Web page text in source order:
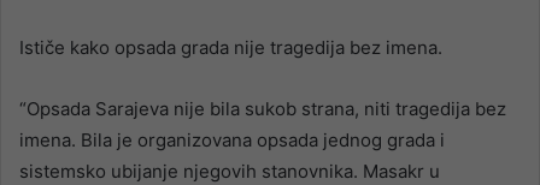
Ističe kako opsada grada nije tragedija bez imena.
“Opsada Sarajeva nije bila sukob strana, niti tragedija bez
imena. Bila je organizovana opsada jednog grada i
sistemsko ubijanje njegovih stanovnika. Masakr u